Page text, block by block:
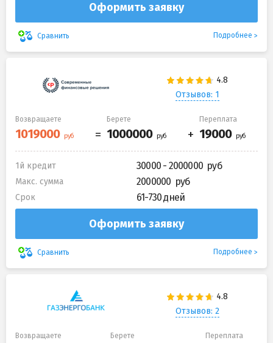
Оформить заявку
Сравнить Подробнее
Отзывов: 1
Возвращаете Берете Переплата
1й кредит 30000 - 2000000
Макс. сумма 2000000
Срок 61-730 дней
Оформить заявку
Сравнить Подробнее
Отзывов: 2
Возвращаете Берете Переплата